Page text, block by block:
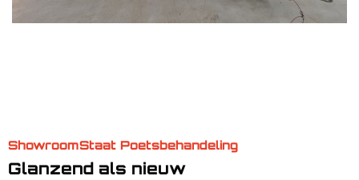
ShowroomStaat Poetsbehandeling
Glanzend als nieuw